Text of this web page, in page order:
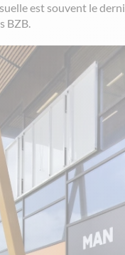
est souvent le
BZB.